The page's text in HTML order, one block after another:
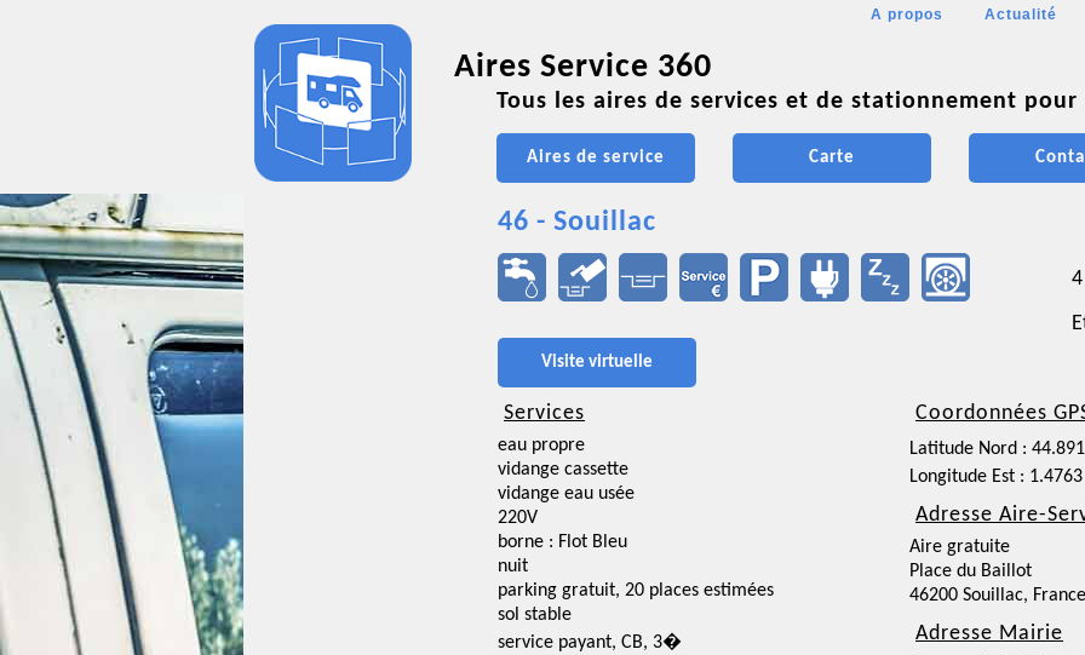
A propos Actualité
Aires Service 360
Tous les aires de services et de stationnement pour
Aires de service Carte
46 - Souillac
Visite virtuelle
Services
eau propre
vidange cassette
vidange eau usée
220V
borne : Flot Bleu
nuit
parking gratuit, 20 places estimées
sol stable
service payant, CB, 3�
Coordonnées
Latitude Nord :
Longitude Est :
Adresse Aire-
Aire gratuite
Place du Baillot
46200 Souillac, France
Adresse Mairie